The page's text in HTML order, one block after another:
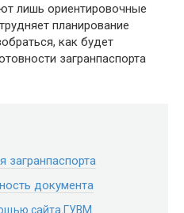
лишь ориентировочные
планирование
как будет
загранпаспорта
загранпаспорта
документа
сайта ГУВМ